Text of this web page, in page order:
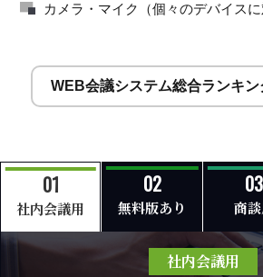
カメラ・マイク（個々のデバイスに
WEB会議システム総合ランキン
社内会議用 無料版あり 商
社内会議用